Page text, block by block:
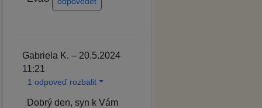
Gabriela K. – 20.5.2024
11:21
1 odpoveď rozbalit
Dobrý den, syn k Vám